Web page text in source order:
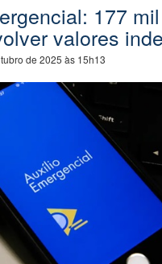
177
valores
de 2025 às 15h13